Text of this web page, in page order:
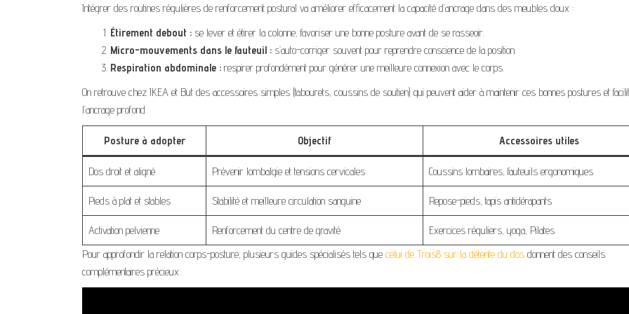
Intégrer des routines régulières de renforcement postural va améliorer efficacement la capacité d’ancrage dans des meubles doux :
Étirement debout : se lever et étirer la colonne, favoriser une bonne posture avant de se rasseoir.
Micro-mouvements dans le fauteuil : s’auto-corriger souvent pour reprendre conscience de la position.
Respiration abdominale : respirer profondément pour générer une meilleure connexion avec le corps.
On retrouve chez IKEA et But des accessoires simples (tabourets, coussins de soutien) qui peuvent aider à maintenir ces bonnes postures et
l’ancrage profond.
Posture à adopter Objectif Accessoires utiles
Dos droit et aligné Prévenir lombalgie et tensions cervicales Coussins lombaires, fauteuils ergonomiques
Pieds à plat et stables Stabilité et meilleure circulation sanguine Repose-pieds, tapis antidérapants
Activation pelvienne Renforcement du centre de gravité
Exercices réguliers, yoga, Pilates
Pour approfondir la relation corps-posture, plusieurs guides spécialisés tels que celui de Trois8 sur la détente du dos donnent des conseils
complémentaires précieux.